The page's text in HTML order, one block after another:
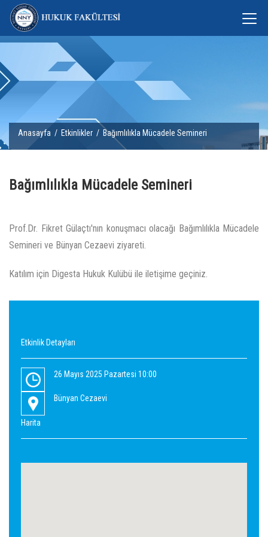
Anasayfa / Etkinlikler / Bağımlılıkla Mücadele Semineri
Bağımlılıkla Mücadele Semineri
Prof.Dr. Fikret Gülaçtı'nın konuşmacı olacağı Bağımlılıkla Mücadele
Semineri ve Bünyan Cezaevi ziyareti.
Katılım için Digesta Hukuk Kulübü ile iletişime geçiniz.
Etkinlik Detayları
26 Mayıs 2025 Pazartesi 10:00
Bünyan Cezaevi
Harita